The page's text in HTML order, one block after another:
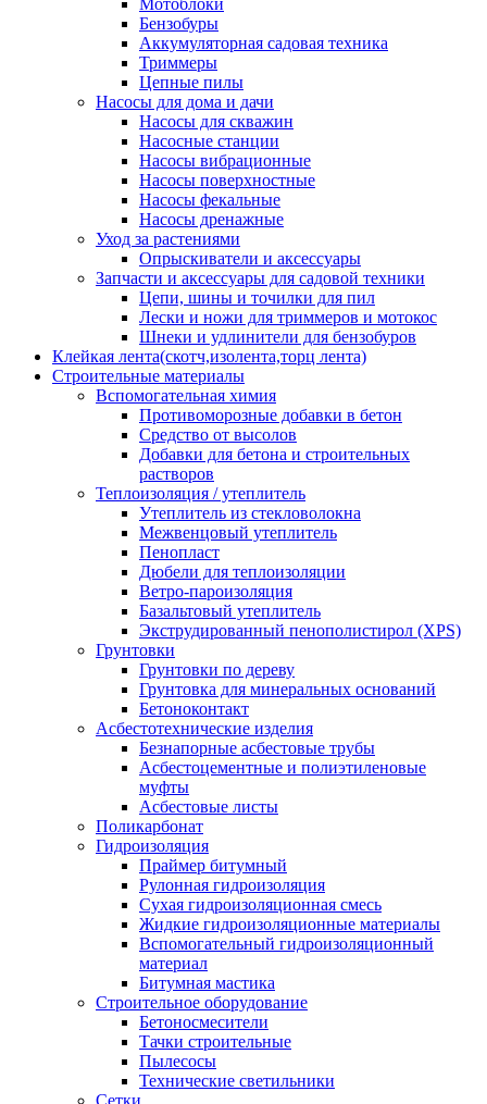
Мотоблоки
Бензобуры
Аккумуляторная садовая техника
Триммеры
Цепные пилы
Насосы для дома и дачи
Насосы для скважин
Насосные станции
Насосы вибрационные
Насосы поверхностные
Насосы фекальные
Насосы дренажные
Уход за растениями
Опрыскиватели и аксессуары
Запчасти и аксессуары для садовой техники
Цепи, шины и точилки для пил
Лески и ножи для триммеров и мотокос
Шнеки и удлинители для бензобуров
Клейкая лента(скотч,изолента,торц лента)
Строительные материалы
Вспомогательная химия
Противоморозные добавки в бетон
Средство от высолов
Добавки для бетона и строительных
растворов
Теплоизоляция / утеплитель
Утеплитель из стекловолокна
Межвенцовый утеплитель
Пенопласт
Дюбели для теплоизоляции
Ветро-пароизоляция
Базальтовый утеплитель
Экструдированный пенополистирол (XPS)
Грунтовки
Грунтовки по дереву
Грунтовка для минеральных оснований
Бетоноконтакт
Асбестотехнические изделия
Безнапорные асбестовые трубы
Асбестоцементные и полиэтиленовые
муфты
Асбестовые листы
Поликарбонат
Гидроизоляция
Праймер битумный
Рулонная гидроизоляция
Сухая гидроизоляционная смесь
Жидкие гидроизоляционные материалы
Вспомогательный гидроизоляционный
материал
Битумная мастика
Строительное оборудование
Бетоносмесители
Тачки строительные
Пылесосы
Технические светильники
Сетки